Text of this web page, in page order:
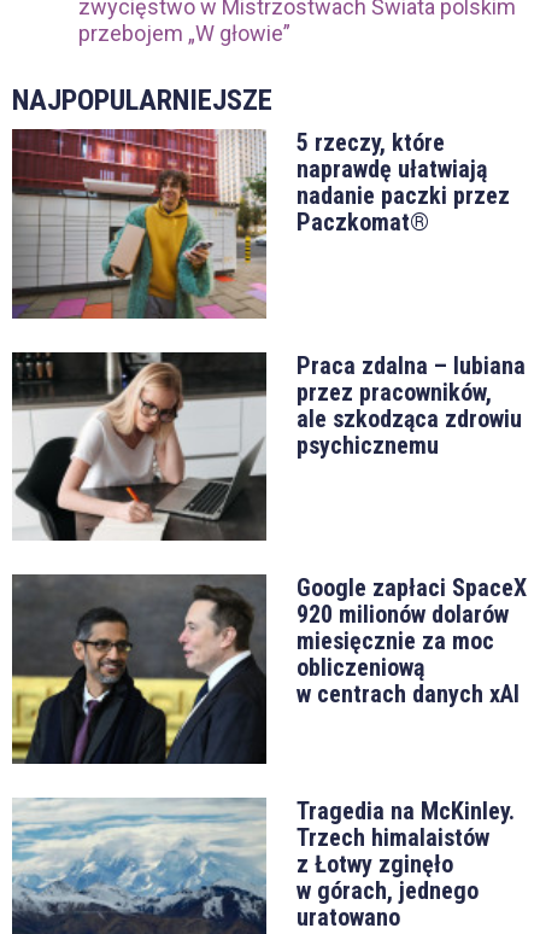
zwycięstwo w Mistrzostwach Świata polskim
przebojem „W głowie”
NAJPOPULARNIEJSZE
5 rzeczy, które
naprawdę ułatwiają
nadanie paczki przez
Paczkomat®
Praca zdalna – lubiana
przez pracowników,
ale szkodząca zdrowiu
psychicznemu
Google zapłaci SpaceX
920 milionów dolarów
miesięcznie za moc
obliczeniową
w centrach danych xAI
Tragedia na McKinley.
Trzech himalaistów
z Łotwy zginęło
w górach, jednego
uratowano